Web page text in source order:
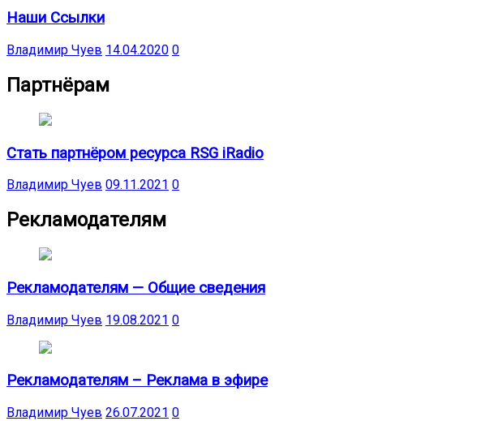
Наши Ссылки
Владимир Чуев 14.04.2020 0
Партнёрам
Стать партнёром ресурса RSG iRadio
Владимир Чуев 09.11.2021 0
Рекламодателям
Рекламодателям — Общие сведения
Владимир Чуев 19.08.2021 0
Рекламодателям – Реклама в эфире
Владимир Чуев 26.07.2021 0